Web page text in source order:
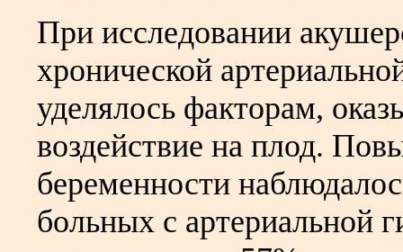
При исследовании
хронической
уделялось факторам,
воздействие на плод.
беременности
больных с артериальной